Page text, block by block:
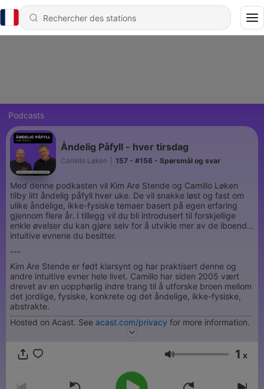
Podcasts
Åndelig Påfyll - hver tirsdag
Camillo Løken 157 - #156 - Spørsmål og svar
Med denne podkasten vil Kim Are Stende og Camillo Løken
tilby litt åndelig påfyll hver uke. De vil snakke løst og fast om
ulike åndelige, ikke-fysiske temaer basert på egen erfaring
gjennom flere år. I tillegg vil du bli introdusert til forskjellige
enkle øvelser du kan gjøre selv for å utvikle mer av de iboende
intuitive evnene du besitter.
---
Kim Are Stende er født klarsynt og har praktisert denne og
andre intuitive evner hele livet. Camillo har siden 2005 vært
drevet av en uopphørlig indre trang til å utforske broen mellom
det jordlige, fysiske, konkrete og det åndelige, ikke-fysiske,
abstrakte.
Hosted on Acast. See acast.com/privacy for more information.
Volume 1 x